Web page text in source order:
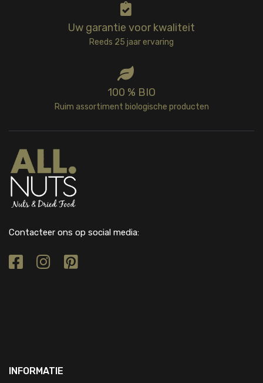
Uw garantie voor kwaliteit
Reeds 25 jaar ervaring
100 % BIO
Ruim assortiment biologische producten
Contacteer ons op social media:
INFORMATIE